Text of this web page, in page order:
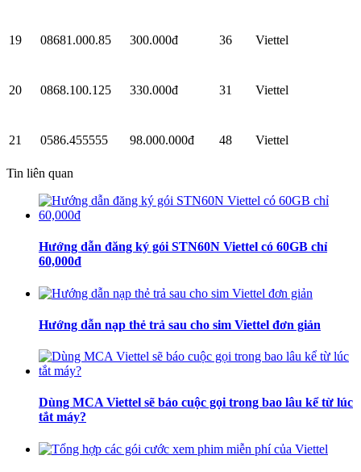
19 08681.000.85 300.000đ 36 Viettel
20 0868.100.125 330.000đ 31 Viettel
21 0586.455555 98.000.000đ 48 Viettel
Tin liên quan
Hướng dẫn đăng ký gói STN60N Viettel có 60GB chỉ
60,000đ
Hướng dẫn nạp thẻ trả sau cho sim Viettel đơn giản
Dùng MCA Viettel sẽ báo cuộc gọi trong bao lâu kể từ lúc
tắt máy?